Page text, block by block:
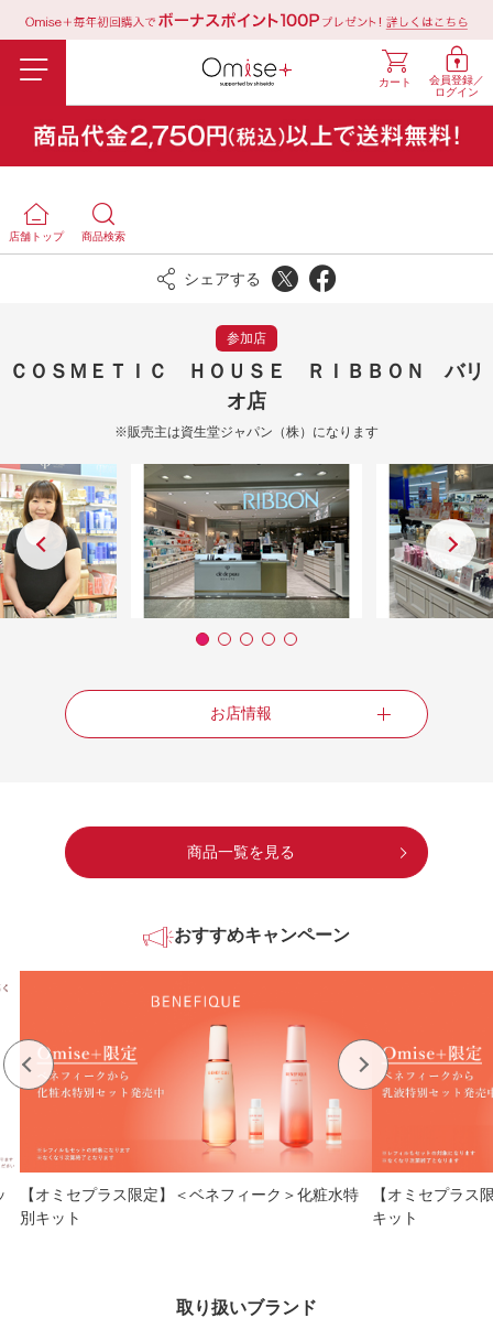
会員登録／
ログイン
カート
店舗トップ 商品検索
シェアする
参加店
ＣＯＳＭＥＴＩＣ ＨＯＵＳＥ ＲＩＢＢＯＮ バリ
オ店
※販売主は資生堂ジャパン（株）になります
お店情報
商品一覧を見る
おすすめキャンペーン
【オミセプラス限定】＜ベネフィーク＞化粧水特
別キット
【オミセプラス
キット
取り扱いブランド